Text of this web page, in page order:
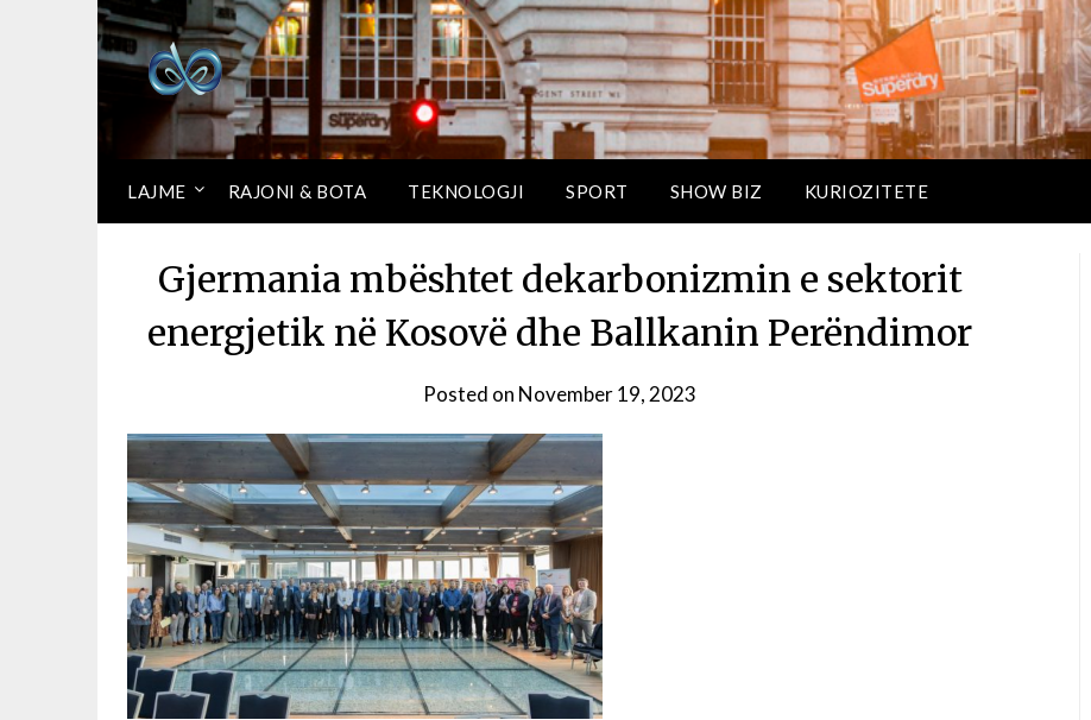
LAJME RAJONI & BOTA TEKNOLOGJI SPORT SHOW BIZ KURIOZITETE
Gjermania mbështet dekarbonizmin e sektorit
energjetik në Kosovë dhe Ballkanin Perëndimor
Posted on November 19, 2023